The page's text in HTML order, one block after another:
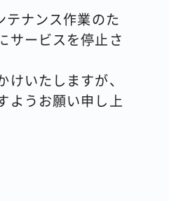
お問い合わせ
テナンス作業のた
サービスを停止さ
いたしますが、
ようお願い申し上